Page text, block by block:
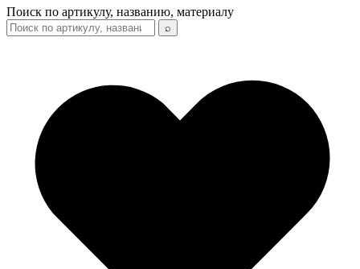
Поиск по артикулу, названию, материалу
⌕